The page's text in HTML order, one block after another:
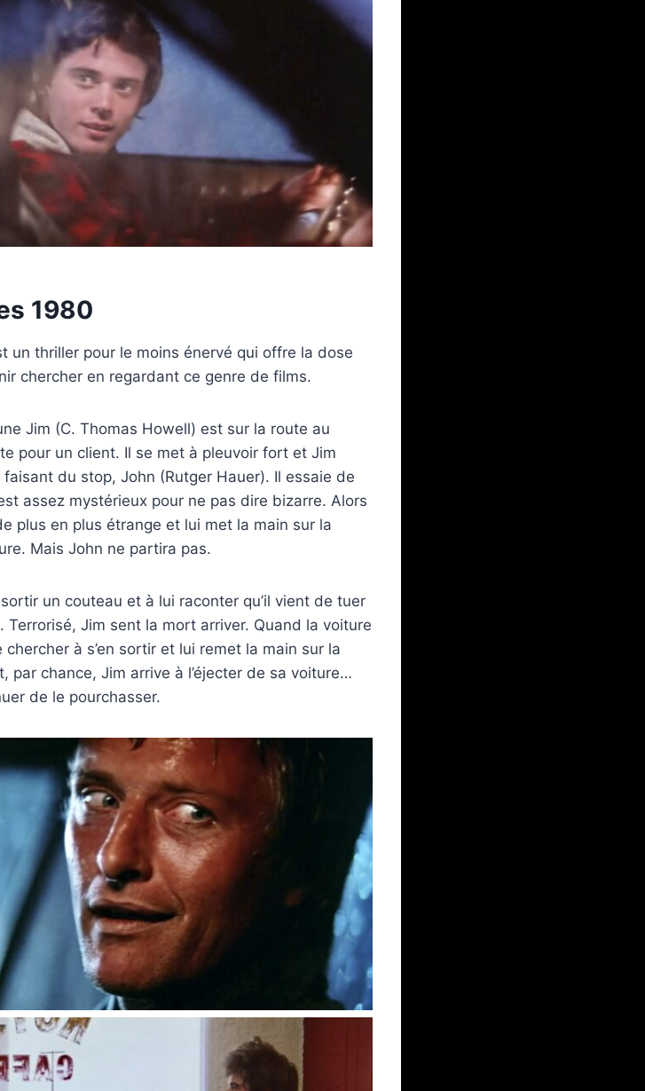
1980
un thriller pour le moins énervé qui offre la dose
chercher en regardant ce genre de films.
Jim (C. Thomas Howell) est sur la route au
pour un client. Il se met à pleuvoir fort et Jim
du stop, John (Rutger Hauer). Il essaie de
assez mystérieux pour ne pas dire bizarre. Alors
plus en plus étrange et lui met la main sur la
Mais John ne partira pas.
un couteau et à lui raconter qu’il vient de tuer
Terrorisé, Jim sent la mort arriver. Quand la voiture
à s’en sortir et lui remet la main sur la
par chance, Jim arrive à l’éjecter de sa voiture…
de le pourchasser.